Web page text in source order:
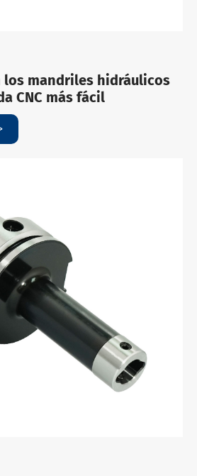
los mandriles hidráulicos
CNC más fácil